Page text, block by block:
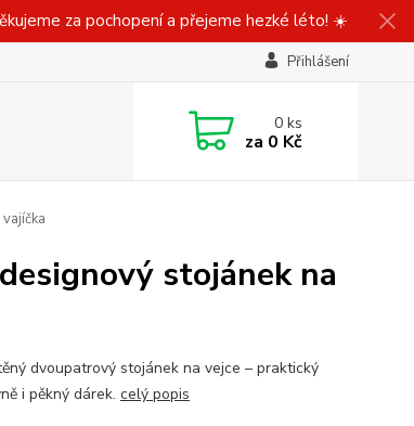
za pochopení a přejeme hezké léto! ☀️
Přihlášení
0ks
za 0 Kč
stojánek na
dvoupatrový stojánek na vejce – praktický
i pěkný dárek. celý popis